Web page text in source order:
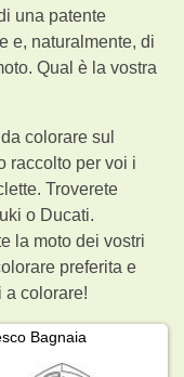
una patente
e, naturalmente, di
Qual è la vostra
colorare sul
raccolto per voi i
Troverete
o Ducati.
la moto dei vostri
preferita e
a colorare!
Bagnaia